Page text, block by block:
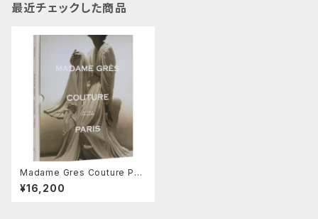
最近チェックした商品
Madame Gres Couture Pari
s.
¥16,200